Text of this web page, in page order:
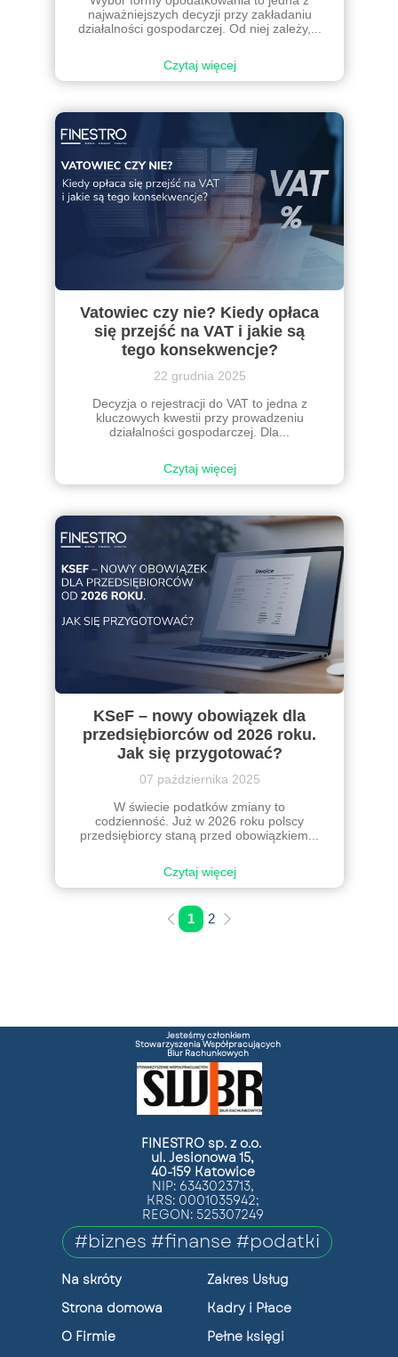
najważniejszych decyzji przy zakładaniu
działalności gospodarczej. Od niej zależy,...
Czytaj więcej
Vatowiec czy nie? Kiedy opłaca
się przejść na VAT i jakie są
tego konsekwencje?
22 grudnia 2025
Decyzja o rejestracji do VAT to jedna z
kluczowych kwestii przy prowadzeniu
działalności gospodarczej. Dla...
Czytaj więcej
KSeF – nowy obowiązek dla
przedsiębiorców od 2026 roku.
Jak się przygotować?
07 października 2025
W świecie podatków zmiany to
codzienność. Już w 2026 roku polscy
przedsiębiorcy staną przed obowiązkiem...
Czytaj więcej
1 2
Jesteśmy członkiem
Stowarzyszenia Współpracujących
Biur Rachunkowych
FINESTRO sp. z o.o.
ul. Jesionowa 15,
40-159 Katowice
NIP: 6343023713,
KRS: 0001035942;
REGON: 525307249
Zakres Usług
Kadry i Płace
Pełne księgi
Na skróty
Strona domowa
O Firmie
#biznes #finanse #podatki